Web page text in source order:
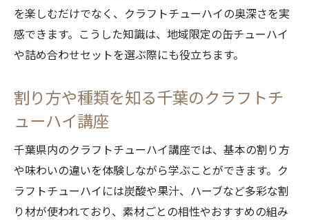
を楽しむだけでなく、クラフトチューハイの奥深さを実
感できます。こうした知識は、地域限定の缶チューハイ
や詰め合わせセットを選ぶ際にも役立ちます。
割り方や種類を知る千葉のクラフトチ
ューハイ講座
千葉県内のクラフトチューハイ講座では、基本の割り方
や味わいの違いを体験しながら学ぶことができます。ク
ラフトチューハイには炭酸や果汁、ハーブなど多彩な割
り材が使われており、素材ごとの相性やおすすめの組み